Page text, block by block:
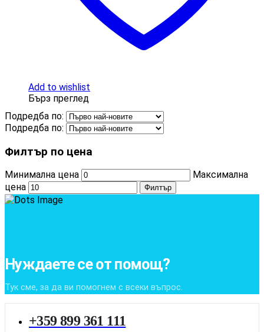
Add to wishlist
Бърз преглед
Подредба по:
Подредба по:
Филтър по цена
Минимална цена
Максимална
цена
Филтър
Нуждаете се от помощ?
Тук сме, за да ви помогнем с всеки въпрос.
+359 899 361 111